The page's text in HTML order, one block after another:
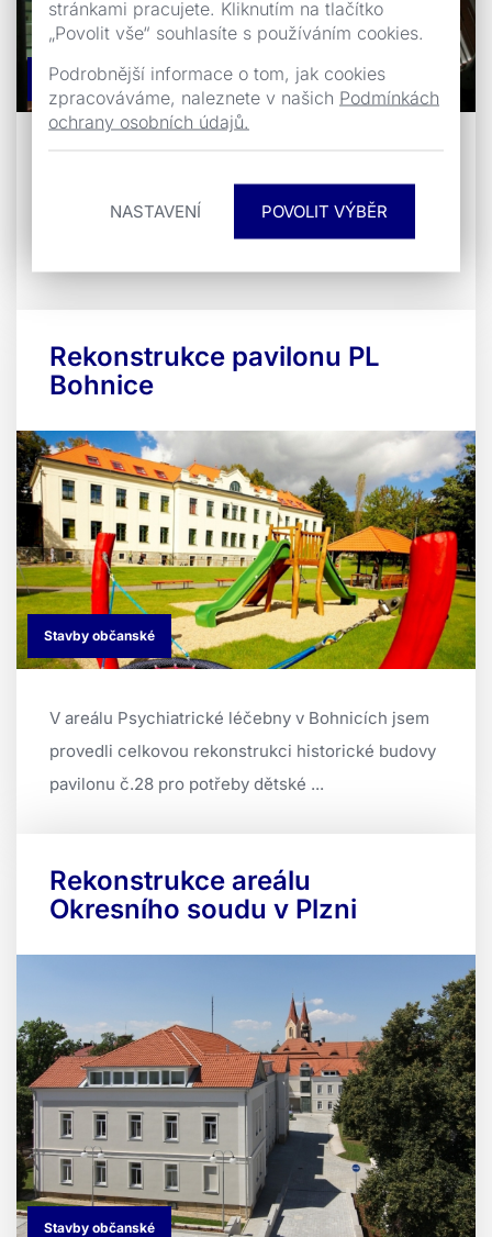
stránkami pracujete. Kliknutím na tlačítko
„Povolit vše“ souhlasíte s používáním cookies.
Podrobnější informace o tom, jak cookies
zpracováváme, naleznete v našich Podmínkách
ochrany osobních údajů.
NASTAVENÍ
Stavby občanské
Rekonstrukce pavilonu PL
Bohnice
Stavby občanské
V areálu Psychiatrické léčebny v Bohnicích jsem
provedli celkovou rekonstrukci historické budovy
pavilonu č.28 pro potřeby dětské ...
Rekonstrukce areálu
Okresního soudu v Plzni
Stavby občanské